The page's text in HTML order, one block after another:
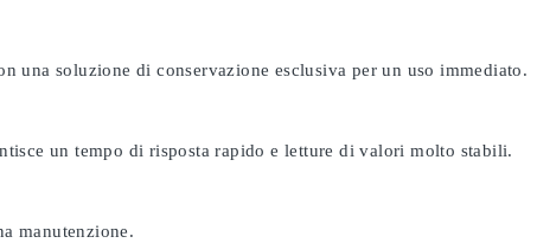
una soluzione di conservazione esclusiva per un uso immediato.
un tempo di risposta rapido e letture di valori molto stabili.
manutenzione.